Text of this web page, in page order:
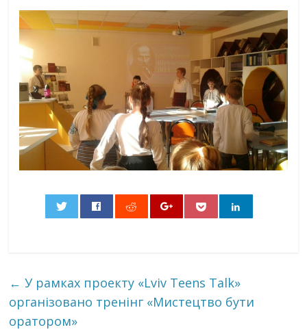
← У рамках проекту «Lviv Teens Talk»
організовано тренінг «Мистецтво бути
оратором»